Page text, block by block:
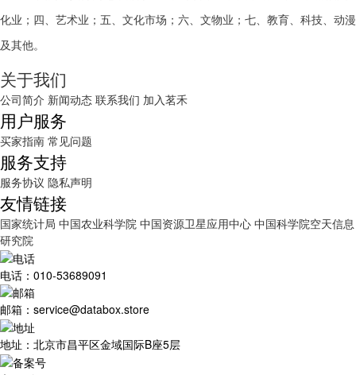
化业；四、艺术业；五、文化市场；六、文物业；七、教育、科技、动漫
及其他。
关于我们
公司简介 新闻动态 联系我们 加入茗禾
用户服务
买家指南 常见问题
服务支持
服务协议 隐私声明
友情链接
国家统计局 中国农业科学院 中国资源卫星应用中心 中国科学院空天信息
研究院
电话：010-53689091
邮箱：service@databox.store
地址：北京市昌平区金域国际B座5层